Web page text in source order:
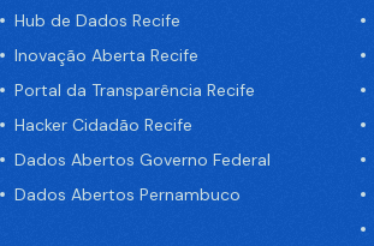
Hub de Dados Recife
Inovação Aberta Recife
Portal da Transparência Recife
Hacker Cidadão Recife
Dados Abertos Governo Federal
Dados Abertos Pernambuco